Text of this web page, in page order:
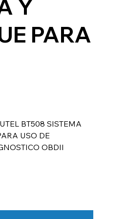
Y
PARA
BT508 SISTEMA
USO DE
OBDII